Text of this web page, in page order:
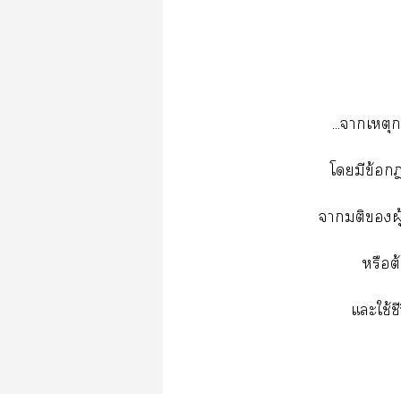
...าเห
โมีข้อ
ามติ
หรือ
แะใ